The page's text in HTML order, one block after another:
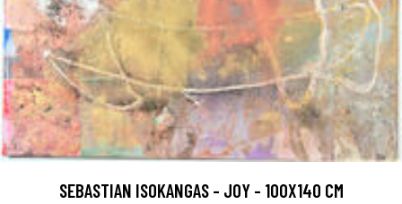
SEBASTIAN ISOKANGAS - JOY - 100X140 CM